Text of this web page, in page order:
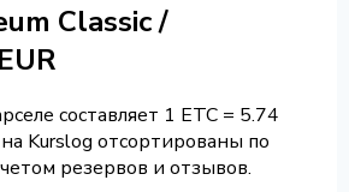
Classic /
составляет 1 ETC = 5.74
Kurslog отсортированы по
резервов и отзывов.